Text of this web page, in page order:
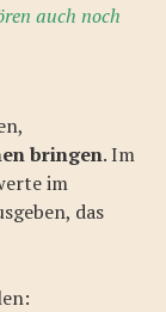
auch noch
bringen. Im
im
das